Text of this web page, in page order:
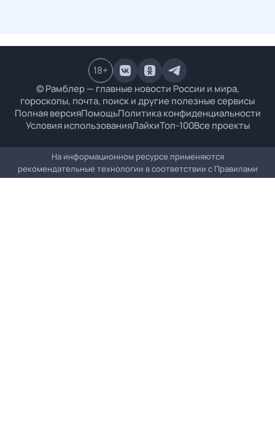
© Рамблер — главные новости России и мира,
гороскопы, почта, поиск и другие полезные сервисы
Полная версияПомощьПолитика конфиденциальности
Условия использованияЛайкиТоп-100Все проекты
18+
На информационном ресурсе применяются
рекомендательные технологии в соответствии с Правилами